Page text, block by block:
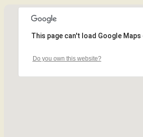
This page can't load Google
Do you own this website?